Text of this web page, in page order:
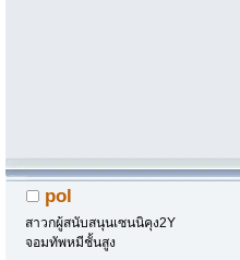
pol
สาวกผู้สนับสนุนเซนนิคุง2Y
จอมทัพหมีชั้นสูง